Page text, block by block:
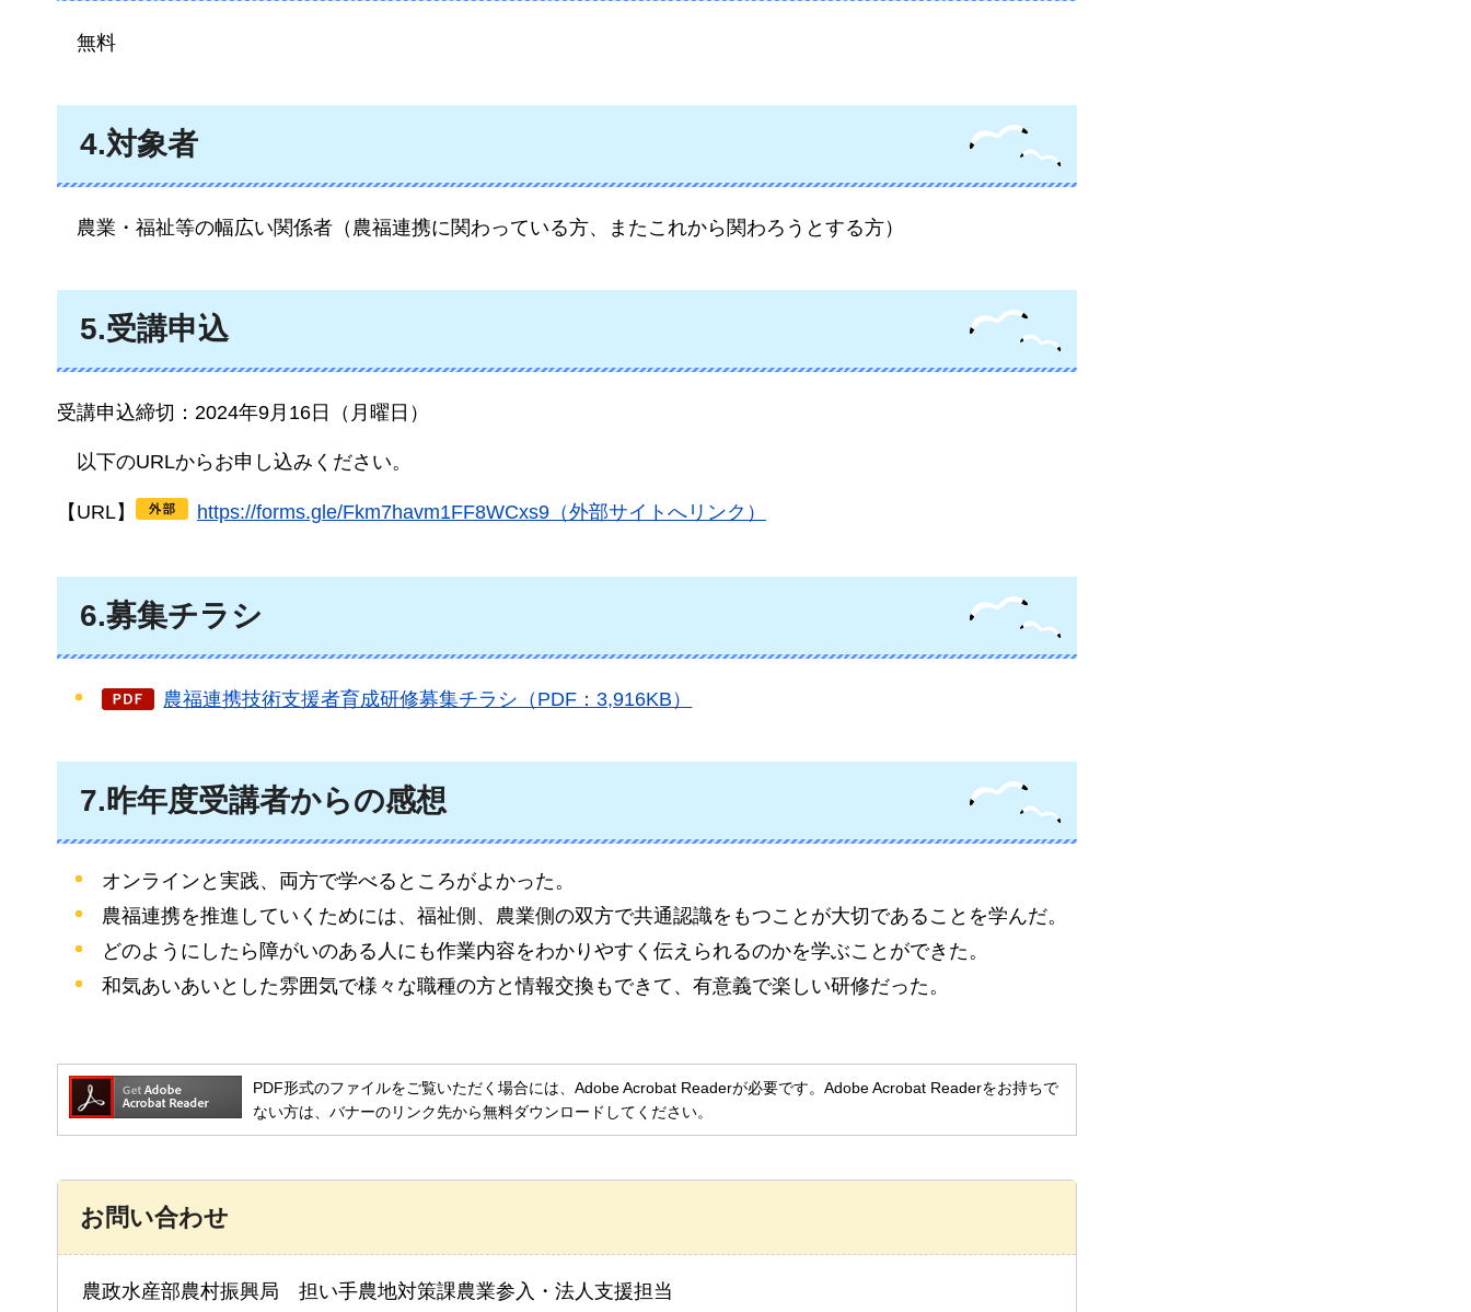
無料
4.対象者
農業 ・福祉等の幅広い関係者（農福連携に関わっている方、またこれから関わろうとする方）
5.受講申込
受講申込締切：2024年9月16日（月曜日）
以下のURLからお申し込みください。
【URL】 https://forms.gle/Fkm7havm1FF8WCxs9（外部サイトへリンク）
6.募集チラシ
農福連携技術支援者育成研修募集チラシ（PDF：3,916KB）
7.昨年度受講者からの感想
オンラインと実践、両方で学べるところがよかった。
農福連携を推進していくためには、福祉側、農業側の双方で共通認識をもつことが大切であることを学んだ。
どのようにしたら障がいのある人にも作業内容をわかりやすく伝えられるのかを学ぶことができた。
和気あいあいとした雰囲気で様々な職種の方と情報交換もできて、有意義で楽しい研修だった。
PDF形式のファイルをご覧いただく場合には、Adobe Acrobat Readerが必要です。Adobe Acrobat Readerをお持ちで
ない方は、バナーのリンク先から無料ダウンロードしてください。
お問い合わせ
農政水産部農村振興局 担い手農地対策課農業参入・法人支援担当